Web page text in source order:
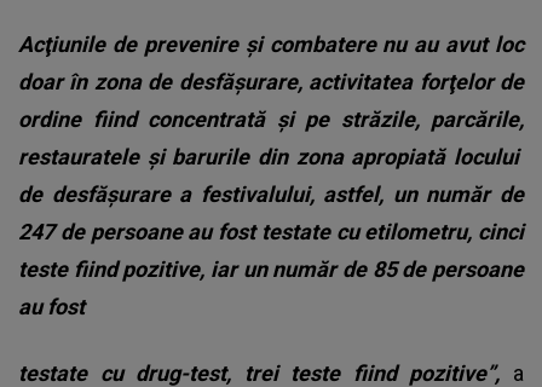
Acţiunile de prevenire şi combatere nu au avut loc
doar în zona de desfăşurare, activitatea forţelor de
ordine fiind concentrată şi pe străzile, parcările,
restauratele şi barurile din zona apropiată locului
de desfăşurare a festivalului, astfel, un număr de
247 de persoane au fost testate cu etilometru, cinci
teste fiind pozitive, iar un număr de 85 de persoane
au fost
testate cu drug-test, trei teste fiind pozitive”, a